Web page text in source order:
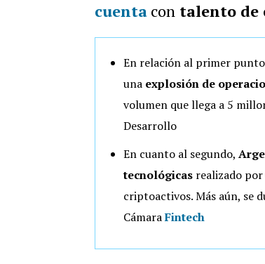
cuentacontalento de
En relación al primer
una explosión de
volumen que llega a 5
Desarrollo
En cuanto al segundo,
tecnológicas realizado
criptoactivos. Más aún, se
CámaraFintech